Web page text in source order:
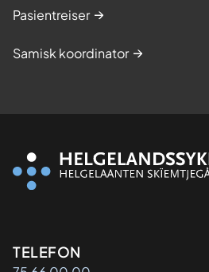
Pasientreiser
Samisk koordinator
Kontaktinformasjon
TELEFON